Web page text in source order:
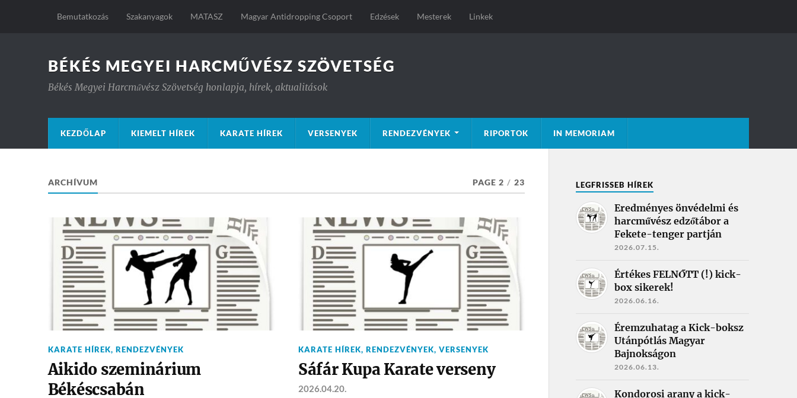
Bemutatkozás Szakanyagok MATASZ Magyar Antidropping Csoport Edzések Mesterek Linkek
BÉKÉS MEGYEI HARCMŰVÉSZ SZÖVETSÉG
Békés Megyei Harcművész Szövetség honlapja, hírek, aktualitások
KEZDŐLAP KIEMELT HÍREK KARATE HÍREK VERSENYEK RENDEZVÉNYEK RIPORTOK IN MEMORIAM
ARCHÍVUM PAGE 2 / 23
KARATE HÍREK, RENDEZVÉNYEK
Aikido szeminárium
Békéscsabán
KARATE HÍREK, RENDEZVÉNYEK, VERSENYEK
Sáfár Kupa Karate verseny
2026.04.20.
LEGFRISSEB HÍREK
Eredményes önvédelmi és
harcművész edzőtábor a
Fekete-tenger partján
2026.07.15.
Értékes FELNŐTT (!) kick-
box sikerek!
2026.06.16.
Éremzuhatag a Kick-boksz
Utánpótlás Magyar
Bajnokságon
2026.06.13.
Kondorosi arany a kick-